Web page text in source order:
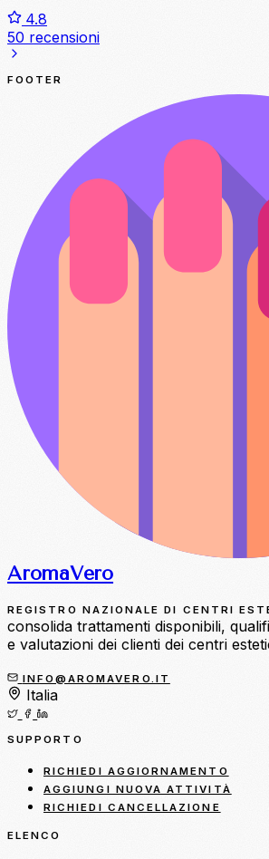
4.8
50 recensioni
FOOTER
AromaVero
REGISTRO NAZIONALE DI CENTRI
consolida trattamenti disponibili,
e valutazioni dei clienti dei centri
INFO@AROMAVERO.IT
Italia
SUPPORTO
RICHIEDI AGGIORNAMENTO
AGGIUNGI NUOVA ATTIVITÀ
RICHIEDI CANCELLAZIONE
ELENCO